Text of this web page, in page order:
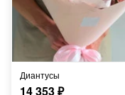
Диантусы
14 353₽